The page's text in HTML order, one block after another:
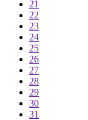
21
22
23
24
25
26
27
28
29
30
31